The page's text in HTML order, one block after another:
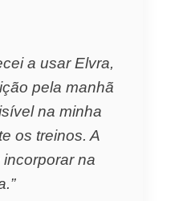
a usar Elvra,
pela manhã
na minha
os treinos. A
na